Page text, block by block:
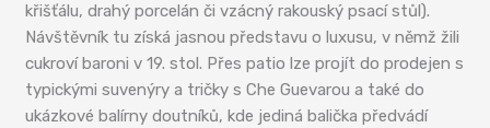
křišťálu, drahý porcelán či vzácný rakouský psací stůl).
Návštěvník tu získá jasnou představu o luxusu, v němž žili
cukroví baroni v 19. stol. Přes patio lze projít do prodejen s
typickými suvenýry a tričky s Che Guevarou a také do
ukázkové balírny doutníků, kde jediná balička předvádí